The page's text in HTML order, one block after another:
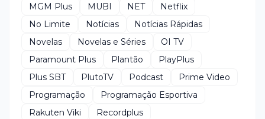
MGM Plus
MUBI NET
Netflix
No Limite
Notícias
Notícias Rápidas
Novelas
Novelas e Séries
OI TV
Paramount Plus
Plantão
PlayPlus
Plus SBT
PlutoTV Podcast
Prime Video
Programação
Programação Esportiva
Rakuten Viki
Recordplus